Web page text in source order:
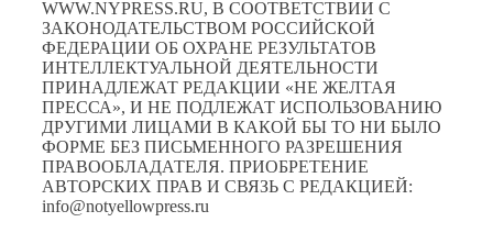
WWW.NYPRESS.RU, В СООТВЕТСТВИИ С
ЗАКОНОДАТЕЛЬСТВОМ РОССИЙСКОЙ
ФЕДЕРАЦИИ ОБ ОХРАНЕ РЕЗУЛЬТАТОВ
ИНТЕЛЛЕКТУАЛЬНОЙ ДЕЯТЕЛЬНОСТИ
ПРИНАДЛЕЖАТ РЕДАКЦИИ «НЕ ЖЕЛТАЯ
ПРЕССА», И НЕ ПОДЛЕЖАТ ИСПОЛЬЗОВАНИЮ
ДРУГИМИ ЛИЦАМИ В КАКОЙ БЫ ТО НИ БЫЛО
ФОРМЕ БЕЗ ПИСЬМЕННОГО РАЗРЕШЕНИЯ
ПРАВООБЛАДАТЕЛЯ. ПРИОБРЕТЕНИЕ
АВТОРСКИХ ПРАВ И СВЯЗЬ С РЕДАКЦИЕЙ:
info@notyellowpress.ru